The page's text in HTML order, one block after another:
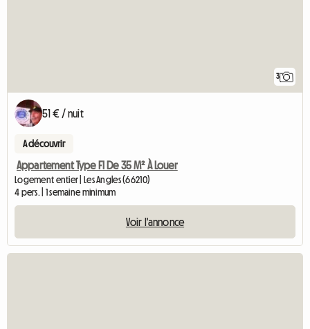
3
51 € / nuit
A découvrir
Appartement Type F1 De 35 M² À Louer
Logement entier | Les Angles (66210)
4 pers. | 1 semaine minimum
Voir l'annonce